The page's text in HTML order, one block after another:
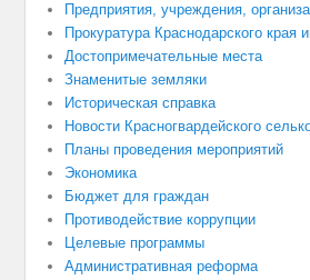
Предприятия, учреждения,
Прокуратура Краснодарского края
Достопримечательные места
Знаменитые земляки
Историческая справка
Новости Красногвардейского
Планы проведения мероприятий
Экономика
Бюджет для граждан
Противодействие коррупции
Целевые программы
Административная реформа